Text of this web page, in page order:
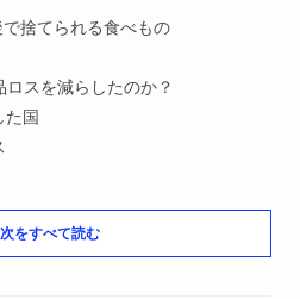
捨てられる食べもの
スを減らしたのか？
国
システム
としたビジネス
情
をすべて読む